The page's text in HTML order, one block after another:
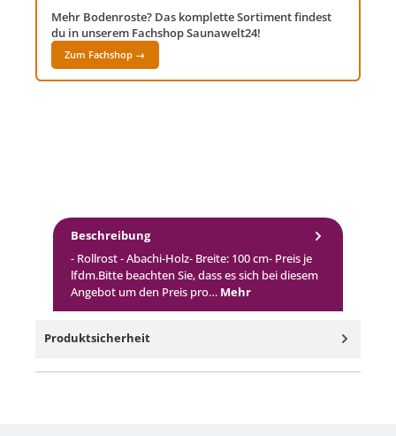
Mehr Bodenroste? Das komplette Sortiment findest
du in unserem Fachshop Saunawelt24!
Zum Fachshop →
Beschreibung
- Rollrost - Abachi-Holz- Breite: 100 cm- Preis je
lfdm.Bitte beachten Sie, dass es sich bei diesem
Angebot um den Preis pro… Mehr
Produktsicherheit